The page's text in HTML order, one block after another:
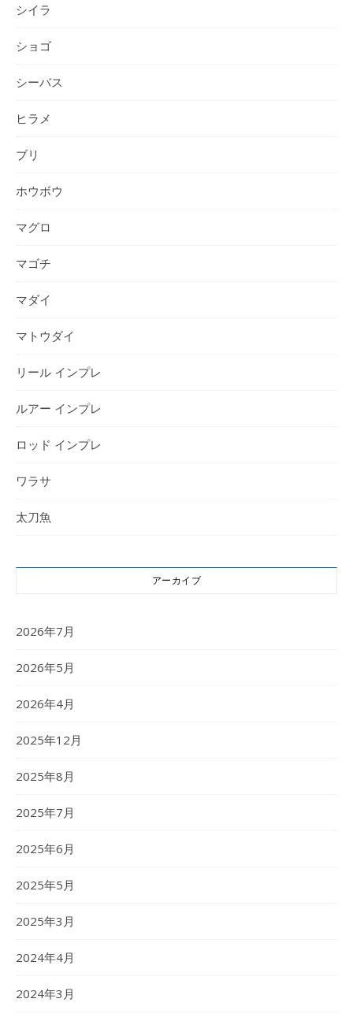
シイラ
ショゴ
シーバス
ヒラメ
ブリ
ホウボウ
マグロ
マゴチ
マダイ
マトウダイ
リール インプレ
ルアー インプレ
ロッド インプレ
ワラサ
太刀魚
アーカイブ
2026年7月
2026年5月
2026年4月
2025年12月
2025年8月
2025年7月
2025年6月
2025年5月
2025年3月
2024年4月
2024年3月